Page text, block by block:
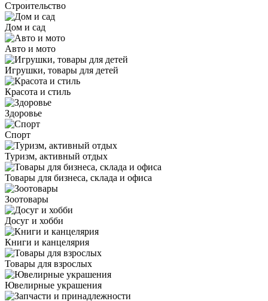
Строительство
Дом и сад
Авто и мото
Игрушки, товары для детей
Красота и стиль
Здоровье
Спорт
Туризм, активный отдых
Товары для бизнеса, склада и офиса
Зоотовары
Досуг и хобби
Книги и канцелярия
Товары для взрослых
Ювелирные украшения